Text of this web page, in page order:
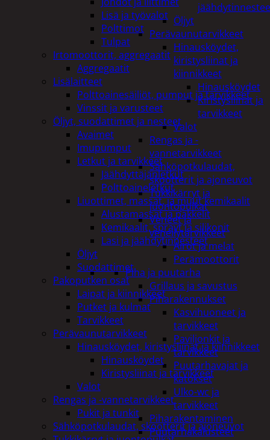
Öljyt
Perävaunutarvikkeet
Hinausköydet,
kiristysliinat ja
kiinnikkeet
Hinausköydet
Kiristysliinat ja
tarvikkeet
Valot
Rengas ja -
vannetarvikkeet
Sähköpotkulaudat,
skootterit ja ajoneuvot
Tukkikärryt ja
juontopulkat
Veneet ja
veneilytarvikkeet
Airot ja melat
Perämoottorit
Piha ja puutarha
Grillaus ja savustus
Piharakennukset
Kasvihuoneet ja
tarvikkeet
Paviljonkit ja
tarvikkeet
Puutarhavajat ja
katokset
Ulko-wc ja
tarvikkeet
Piharakentaminen
Puutarhakalusteet
Lisä ja työvalot
Polttimot
Tulpat
Irtomoottorit, aggregaatit
Aggregaatit
Lisälaitteet
Polttoainesäiliöt, pumput ja tarvikkeet
Vinssit ja varusteet
Öljyt, suodattimet ja nesteet
Avaimet
Imupumput
Letkut ja tarvikkeet
Jäähdyttäjänletkut
Polttoaineletkut
Liuottimet, massat, ja muut kemikaalit
Alustamassat ja pakkelit
Kemikaalit, sprayt ja silikonit
Lasi ja jäähdytinnesteet
Öljyt
Suodattimet
Pakoputken osat
Laipat ja kiinnikkeet
Putket ja kulmat
Tarvikkeet
Perävaunutarvikkeet
Hinausköydet, kiristysliinat ja kiinnikkeet
Hinausköydet
Kiristysliinat ja tarvikkeet
Valot
Rengas ja -vannetarvikkeet
Pukit ja tunkit
Sähköpotkulaudat, skootterit ja ajoneuvot